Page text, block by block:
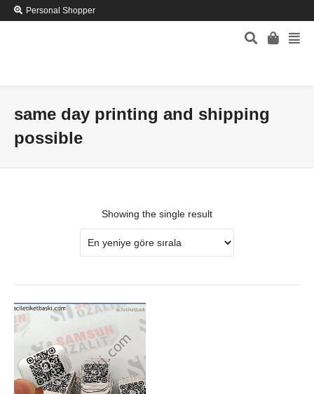
Personal Shopper
same day printing and shipping
possible
Showing the single result